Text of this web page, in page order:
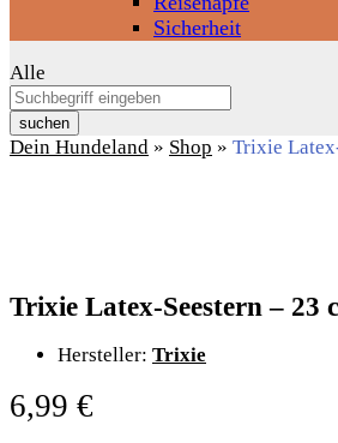
Sicherheit
Alle
suchen
Dein Hundeland » Shop » Trixie
Trixie Latex-Seestern – 23
Hersteller: Trixie
6,99 €